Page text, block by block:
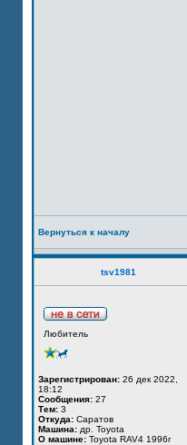
Вернуться к началу
tsv1981
Любитель
Зарегистрирован: 26 дек 2022,
18:12
Сообщения: 27
Тем: 3
Откуда: Саратов
Машина: др. Toyota
О машине: Toyota RAV4 1996г